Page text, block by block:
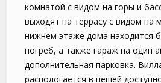
комнатой с видом на горы и
выходят на террасу с видом на
нижнем этаже дома находится
погреб, а также гараж на один
дополнительная парковка.
распологается в пешей